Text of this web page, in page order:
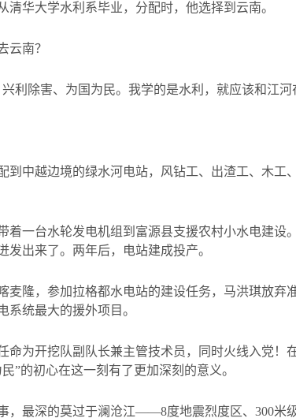
清华大学水利系毕业，分配时，他选择到云南。
云南？
利除害、为国为民。我学的是水利，就应该和江河
到中越边境的绿水河电站，风钻工、出渣工、木
着一台水轮发电机组到富源县支援农村小水电建设
发出来了。两年后，电站建成投产。
麦隆，参加拉格都水电站的建设任务，马洪琪放弃
系统最大的援外项目。
命为开挖队副队长兼主管技术员，同时火线入党！
”的初心在这一刻有了更加深刻的意义。
，最深的莫过于澜沧江——8度地震烈度区、 300米